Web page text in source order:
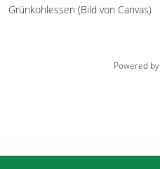
Grünkohlessen (Bild von Canvas)
Powered by